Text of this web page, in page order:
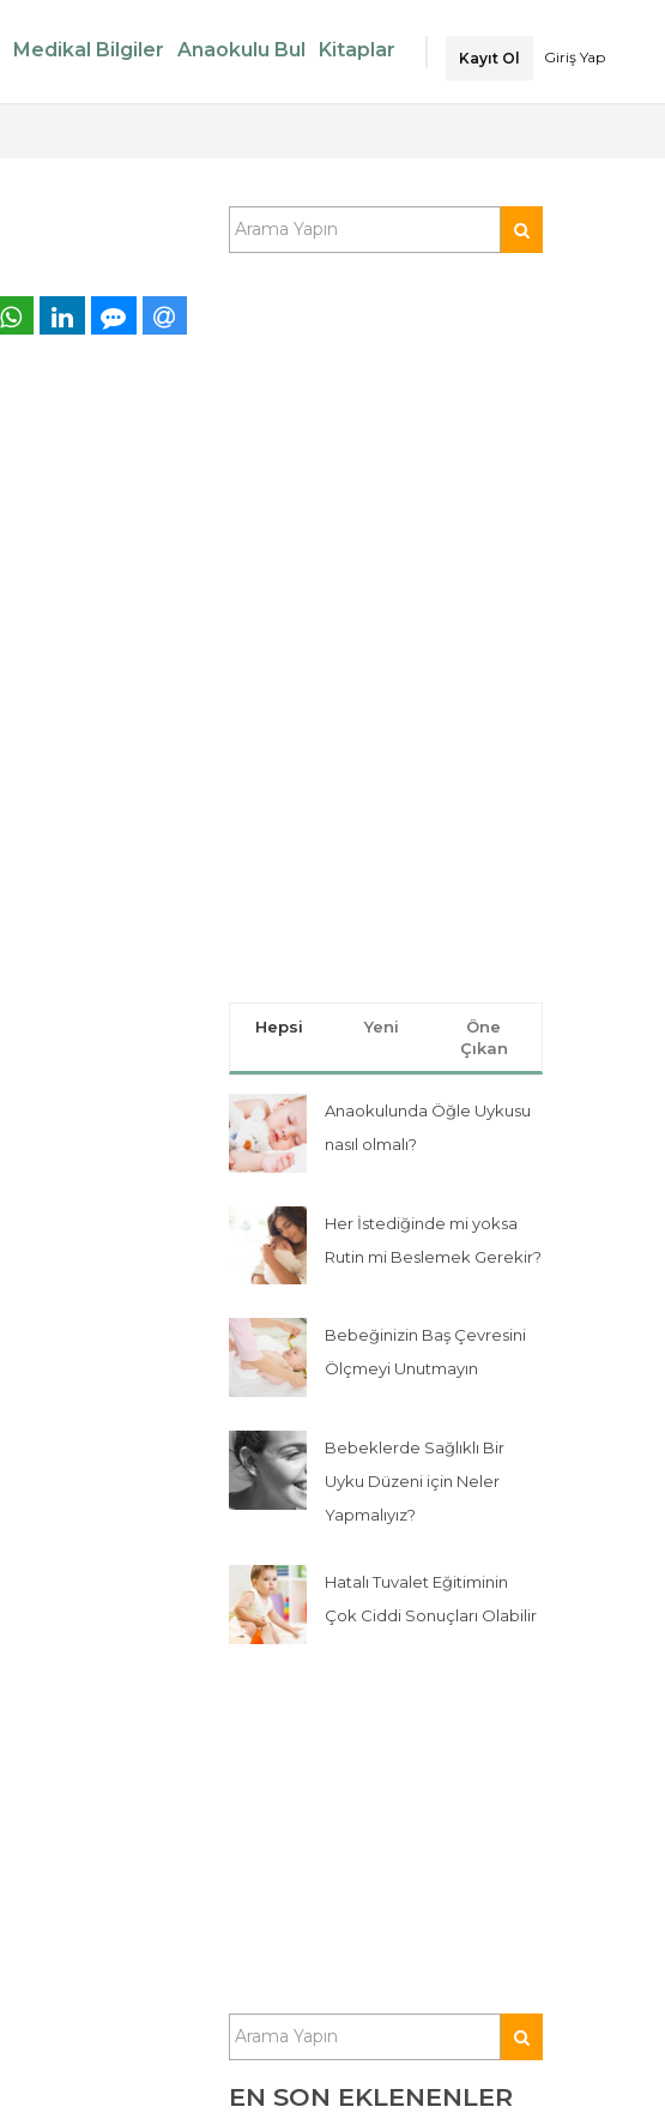
Medikal Bilgiler Anaokulu Bul Kitaplar Kayıt Ol Giriş Yap
Hepsi Yeni
Öne
Çıkan
Anaokulunda Öğle Uykusu
nasıl olmalı?
Her İstediğinde mi yoksa
Rutin mi Beslemek Gerekir?
Bebeğinizin Baş Çevresini
Ölçmeyi Unutmayın
Bebeklerde Sağlıklı Bir
Uyku Düzeni için Neler
Yapmalıyız?
Hatalı Tuvalet Eğitiminin
Çok Ciddi Sonuçları Olabilir
EN SON EKLENENLER